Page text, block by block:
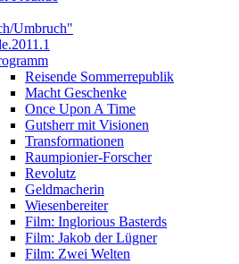
Umbruch"
Reisende Sommerrepublik
Macht Geschenke
Once Upon A Time
Gutsherr mit Visionen
Transformationen
Raumpionier-Forscher
Revolutz
Geldmacherin
Wiesenbereiter
Film: Inglorious Basterds
Film: Jakob der Lügner
Film: Zwei Welten